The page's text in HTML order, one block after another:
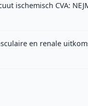
ischemisch CVA:
en renale